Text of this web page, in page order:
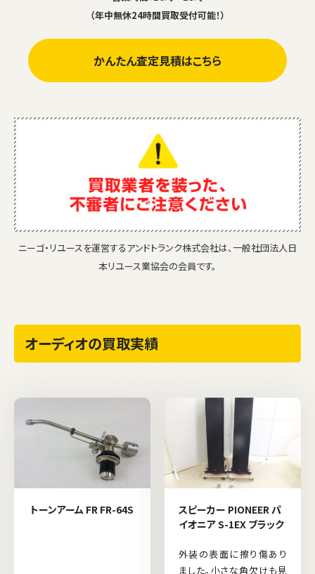
（年中無休24時間買取受付可能！）
かんたん査定見積はこちら
ニーゴ・リユースを運営するアンドトランク株式会社は、一般社団法人日
本リユース業協会の会員です。
オーディオの買取実績
トーンアーム FR FR-64S
スピーカー PIONEER パ
イオニア S-1EX ブラック
外装の表面に擦り傷あり
ました。小さな角欠けも見